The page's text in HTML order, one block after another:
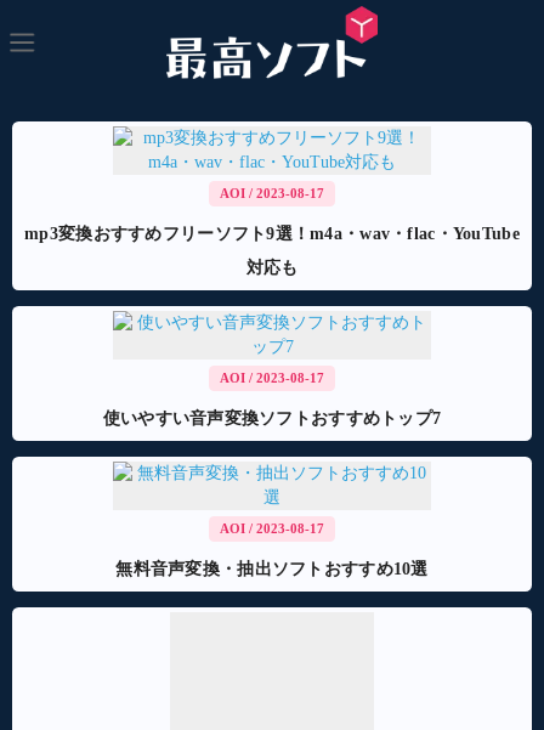
AOI / 2023-08-17
mp3変換おすすめフリーソフト9選！m4a・wav・flac・YouTube
対応も
AOI / 2023-08-17
使いやすい音声変換ソフトおすすめトップ7
AOI / 2023-08-17
無料音声変換・抽出ソフトおすすめ10選